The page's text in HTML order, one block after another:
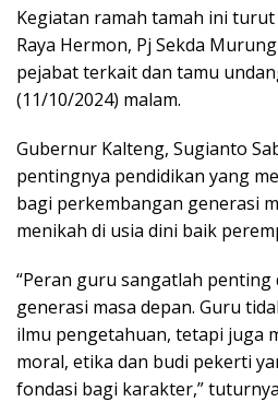
Kegiatan ramah tamah ini
Raya Hermon, Pj Sekda Murung
pejabat terkait dan tamu
(11/10/2024) malam.
Gubernur Kalteng, Sugianto
pentingnya pendidikan yang
bagi perkembangan generasi
menikah di usia dini baik
“Peran guru sangatlah
generasi masa depan. Guru
ilmu pengetahuan, tetapi juga
moral, etika dan budi pekerti
fondasi bagi karakter,”